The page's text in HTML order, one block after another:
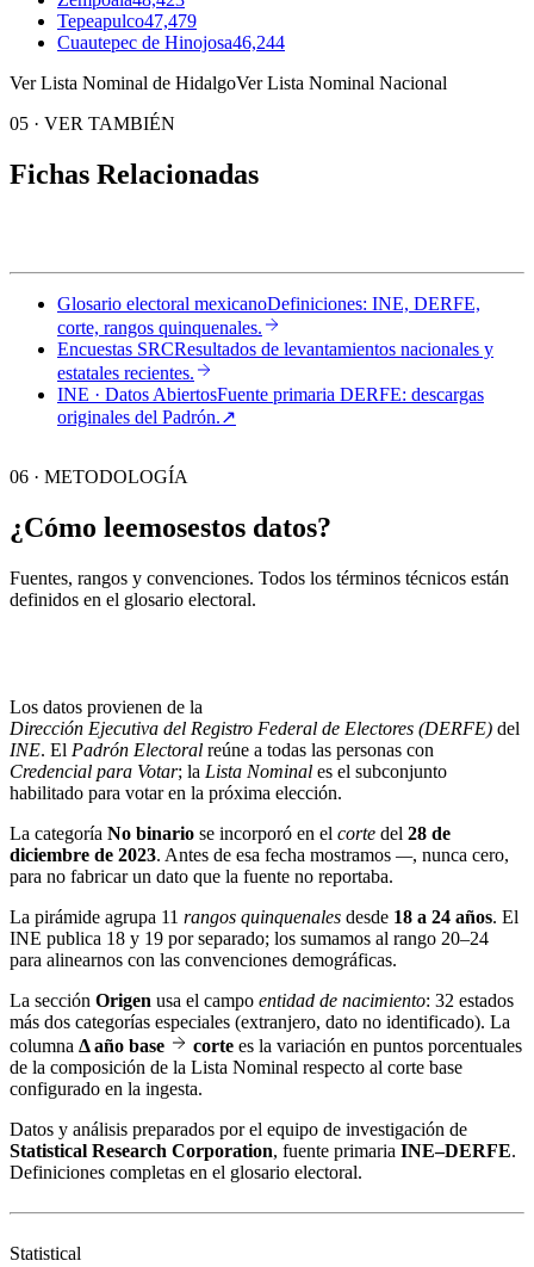
Tepeapulco47,479
Cuautepec de Hinojosa46,244
Ver Lista Nominal de HidalgoVer Lista Nominal Nacional
05 · VER TAMBIÉN
Fichas Relacionadas
Glosario electoral mexicanoDefiniciones: INE, DERFE,
corte, rangos quinquenales.
Encuestas SRCResultados de levantamientos nacionales y
estatales recientes.
INE · Datos AbiertosFuente primaria DERFE: descargas
originales del Padrón.↗︎
06 · METODOLOGÍA
¿Cómo leemosestos datos?
Fuentes, rangos y convenciones. Todos los términos técnicos están
definidos en el glosario electoral.
Los datos provienen de la
Dirección Ejecutiva del Registro Federal de Electores (DERFE) del
INE. El Padrón Electoral reúne a todas las personas con
Credencial para Votar; la Lista Nominal es el subconjunto
habilitado para votar en la próxima elección.
La categoría No binario se incorporó en el corte del 28 de
diciembre de 2023. Antes de esa fecha mostramos —, nunca cero,
para no fabricar un dato que la fuente no reportaba.
La pirámide agrupa 11 rangos quinquenales desde 18 a 24 años. El
INE publica 18 y 19 por separado; los sumamos al rango 20–24
para alinearnos con las convenciones demográficas.
La sección Origen usa el campo entidad de nacimiento: 32 estados
más dos categorías especiales (extranjero, dato no identificado). La
columna Δ año base corte es la variación en puntos porcentuales
de la composición de la Lista Nominal respecto al corte base
configurado en la ingesta.
Datos y análisis preparados por el equipo de investigación de
Statistical Research Corporation, fuente primaria INE–DERFE.
Definiciones completas en el glosario electoral.
Statistical